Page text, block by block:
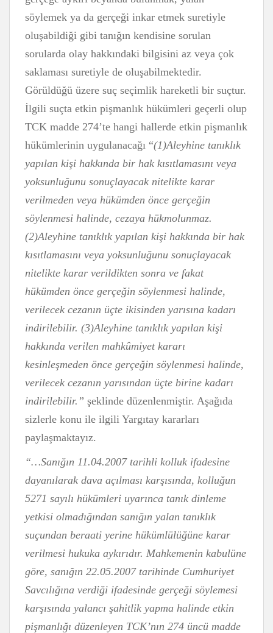
söylemek ya da gerçeği inkar etmek suretiyle
oluşabildiği gibi tanığın kendisine sorulan
sorularda olay hakkındaki bilgisini az veya çok
saklaması suretiyle de oluşabilmektedir.
Görüldüğü üzere suç seçimlik hareketli bir suçtur.
İlgili suçta etkin pişmanlık hükümleri geçerli olup
TCK madde 274’te hangi hallerde etkin pişmanlık
hükümlerinin uygulanacağı “(1)Aleyhine tanıklık
yapılan kişi hakkında bir hak kısıtlamasını veya
yoksunluğunu sonuçlayacak nitelikte karar
verilmeden veya hükümden önce gerçeğin
söylenmesi halinde, cezaya hükmolunmaz.
(2)Aleyhine tanıklık yapılan kişi hakkında bir hak
kısıtlamasını veya yoksunluğunu sonuçlayacak
nitelikte karar verildikten sonra ve fakat
hükümden önce gerçeğin söylenmesi halinde,
verilecek cezanın üçte ikisinden yarısına kadarı
indirilebilir. (3)Aleyhine tanıklık yapılan kişi
hakkında verilen mahkûmiyet kararı
kesinleşmeden önce gerçeğin söylenmesi halinde,
verilecek cezanın yarısından üçte birine kadarı
indirilebilir.” şeklinde düzenlenmiştir. Aşağıda
sizlerle konu ile ilgili Yargıtay kararları
paylaşmaktayız.
“…Sanığın 11.04.2007 tarihli kolluk ifadesine
dayanılarak dava açılması karşısında, kolluğun
5271 sayılı hükümleri uyarınca tanık dinleme
yetkisi olmadığından sanığın yalan tanıklık
suçundan beraati yerine hükümlülüğüne karar
verilmesi hukuka aykırıdır. Mahkemenin kabulüne
göre, sanığın 22.05.2007 tarihinde Cumhuriyet
Savcılığına verdiği ifadesinde gerçeği söylemesi
karşısında yalancı şahitlik yapma halinde etkin
pişmanlığı düzenleyen TCK’nın 274 üncü madde